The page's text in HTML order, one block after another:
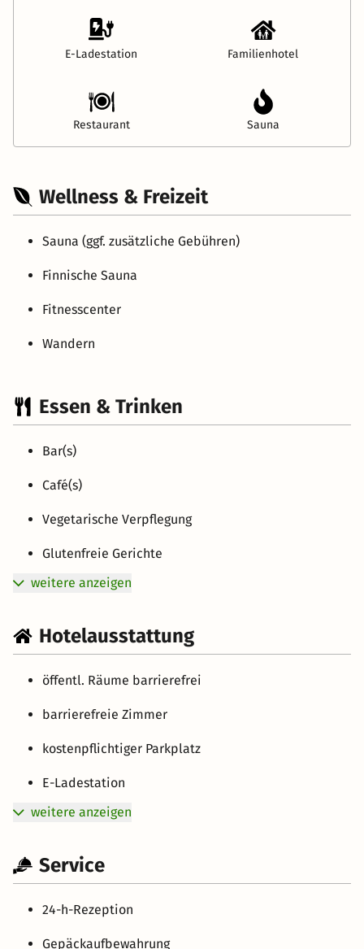
E-Ladestation Familienhotel
Restaurant Sauna
Wellness & Freizeit
Sauna (ggf. zusätzliche Gebühren)
Finnische Sauna
Fitnesscenter
Wandern
Essen & Trinken
Bar(s)
Café(s)
Vegetarische Verpflegung
Glutenfreie Gerichte
weitere anzeigen
Hotelausstattung
öffentl. Räume barrierefrei
barrierefreie Zimmer
kostenpflichtiger Parkplatz
E-Ladestation
weitere anzeigen
Service
24-h-Rezeption
Gepäckaufbewahrung